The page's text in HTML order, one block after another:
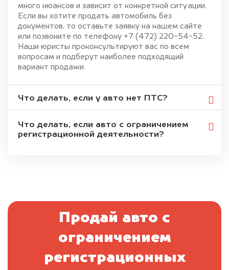
много нюансов и зависит от конкретной ситуации.
Если вы хотите продать автомобиль без
документов, то оставьте заявку на нашем сайте
или позвоните по телефону +7 (472) 220-54-52.
Наши юристы проконсультируют вас по всем
вопросам и подберут наиболее подходящий
вариант продажи.
Что делать, если у авто нет ПТС?
Что делать, если авто с ограничением
регистрационной деятельности?
Продай авто с
ограничением
регистрационных